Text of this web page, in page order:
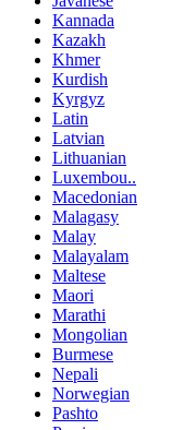
Kannada
Kazakh
Khmer
Kurdish
Kyrgyz
Latin
Latvian
Lithuanian
Luxembou..
Macedonian
Malagasy
Malay
Malayalam
Maltese
Maori
Marathi
Mongolian
Burmese
Nepali
Norwegian
Pashto